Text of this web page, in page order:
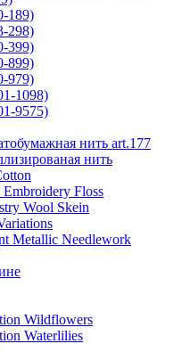
189)
298)
399)
899)
979)
1098)
9575)
нить art.177
нить
Floss
Wool Skein
Metallic Needlework
Wildflowers
Waterlilies